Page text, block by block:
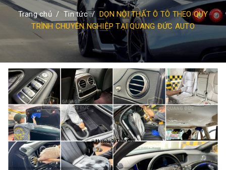
Trang chủ / Tin tức / DỌN NỘI THẤT Ô TÔ THEO QUY
TRÌNH CHUYÊN NGHIỆP TẠI QUANG ĐỨC AUTO